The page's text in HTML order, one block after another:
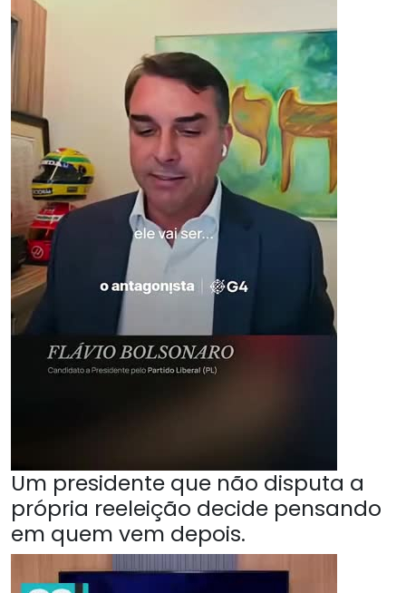
Um presidente que não disputa a
própria reeleição decide pensando
em quem vem depois.